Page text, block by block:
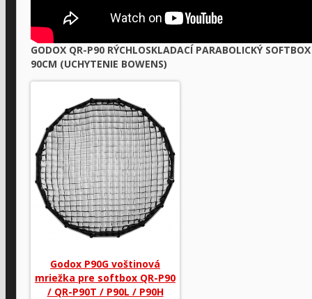
GODOX QR-P90 RÝCHLOSKLADACÍ PARABOLICKÝ SOFTBOX
90CM (UCHYTENIE BOWENS)
Godox P90G voštinová
mriežka pre softbox QR-P90
/ QR-P90T / P90L / P90H